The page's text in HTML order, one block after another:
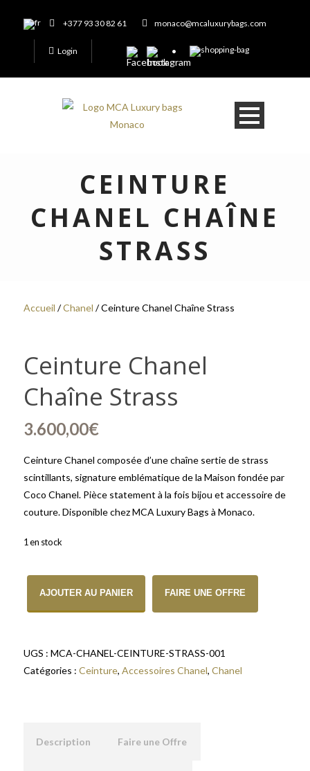
+377 93 30 82 61 monaco@mcaluxurybags.com
Login
CEINTURE
CHANEL CHAÎNE
STRASS
Accueil /Chanel / Ceinture Chanel Chaîne Strass
Ceinture Chanel
Chaîne Strass
3.600,00€
Ceinture Chanel composée d’une chaîne sertie de strass
scintillants, signature emblématique de la Maison fondée par
Coco Chanel. Pièce statement à la fois bijou et accessoire de
couture. Disponible chez MCA Luxury Bags à Monaco.
1 en stock
AJOUTER AU PANIER FAIRE UNE OFFRE
UGS : MCA-CHANEL-CEINTURE-STRASS-001
Catégories : Ceinture, Accessoires Chanel, Chanel
Description Faire une Offre